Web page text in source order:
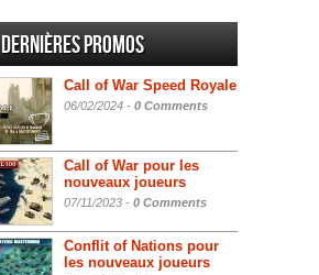
Dernières promos
Call of War Speed Royale
06/02/2024 - 0 Comments
Call of War pour les
nouveaux joueurs
07/11/2023 - 0 Comments
Conflit of Nations pour
les nouveaux joueurs